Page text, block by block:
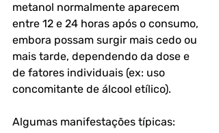
metanol normalmente aparecem
entre 12 e 24 horas após o consumo,
embora possam surgir mais cedo ou
mais tarde, dependendo da dose e
de fatores individuais (ex: uso
concomitante de álcool etílico).
Algumas manifestações típicas: